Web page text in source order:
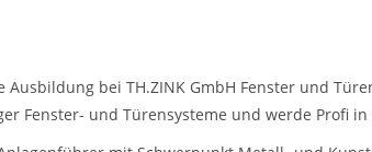
Ausbildung bei TH.ZINK GmbH Fenster und
Fenster- und Türensysteme und werde Profi